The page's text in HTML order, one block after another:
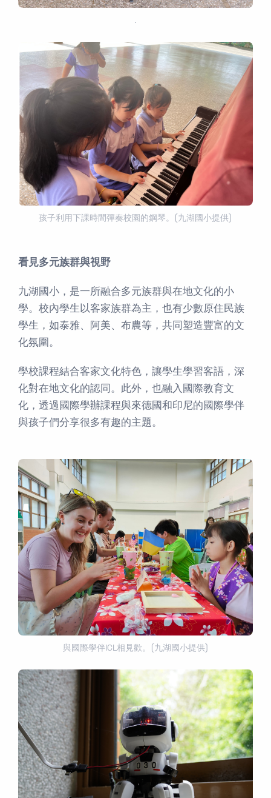
．
孩子利用下課時間彈奏校園的鋼琴。(九湖國小提供)
看見多元族群與視野
九湖國小，是一所融合多元族群與在地文化的小
學。校內學生以客家族群為主，也有少數原住民族
學生，如泰雅、阿美、布農等，共同塑造豐富的文
化氛圍。
學校課程結合客家文化特色，讓學生學習客語，深
化對在地文化的認同。此外，也融入國際教育文
化，透過國際學辦課程與來德國和印尼的國際學伴
與孩子們分享很多有趣的主題。
與國際學伴ICL相見歡。(九湖國小提供)